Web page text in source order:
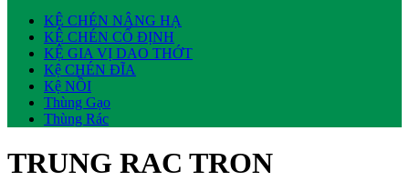
KỆ CHÉN NÂNG HẠ
KỆ CHÉN CỐ ĐỊNH
KỆ GIA VỊ DAO THỚT
Kệ CHÉN ĐĨA
Kệ NỒI
Thùng Gạo
Thùng Rác
TRUNG RAC TRON